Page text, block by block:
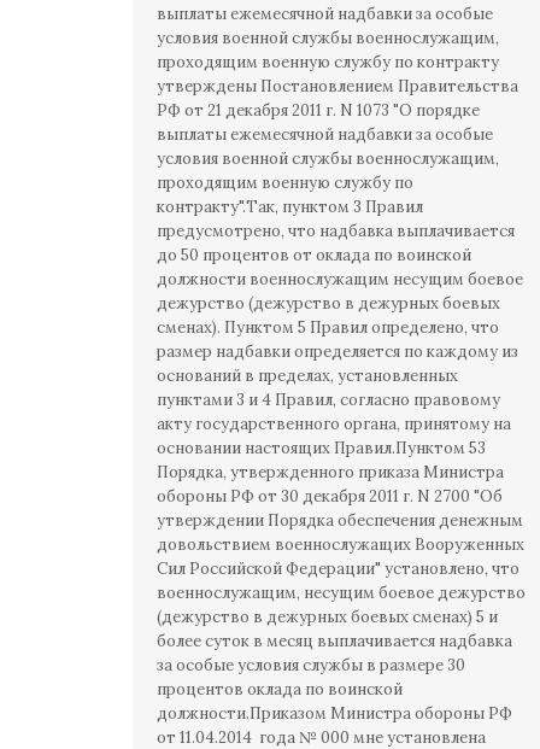
выплаты ежемесячной надбавки за особые
условия военной службы военнослужащим,
проходящим военную службу по контракту
утверждены Постановлением Правительства
РФ от 21 декабря 2011 г. N 1073 "О порядке
выплаты ежемесячной надбавки за особые
условия военной службы военнослужащим,
проходящим военную службу по
контракту".Так, пунктом 3 Правил
предусмотрено, что надбавка выплачивается
до 50 процентов от оклада по воинской
должности военнослужащим несущим боевое
дежурство (дежурство в дежурных боевых
сменах). Пунктом 5 Правил определено, что
размер надбавки определяется по каждому из
оснований в пределах, установленных
пунктами 3 и 4 Правил, согласно правовому
акту государственного органа, принятому на
основании настоящих Правил.Пунктом 53
Порядка, утвержденного приказа Министра
обороны РФ от 30 декабря 2011 г. N 2700 "Об
утверждении Порядка обеспечения денежным
довольствием военнослужащих Вооруженных
Сил Российской Федерации" установлено, что
военнослужащим, несущим боевое дежурство
(дежурство в дежурных боевых сменах) 5 и
более суток в месяц выплачивается надбавка
за особые условия службы в размере 30
процентов оклада по воинской
должности.Приказом Министра обороны РФ
от 11.04.2014 года № 000 мне установлена